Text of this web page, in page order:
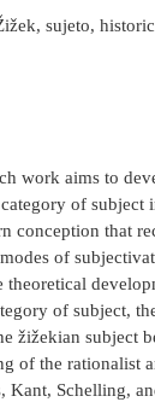
sujeto,
work aims to
of subject
conception that
of
theoretical
of subject,
žižekian subject
of the rationalist
Kant, Schelling,